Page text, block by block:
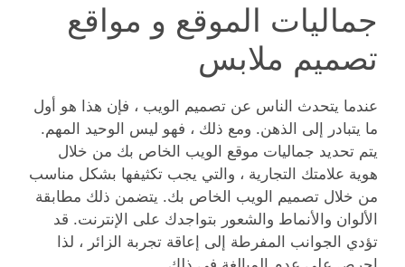
جماليات الموقع و مواقع
تصميم ملابس
عندما يتحدث الناس عن تصميم الويب ، فإن هذا هو أول
ما يتبادر إلى الذهن. ومع ذلك ، فهو ليس الوحيد المهم.
يتم تحديد جماليات موقع الويب الخاص بك من خلال
هوية علامتك التجارية ، والتي يجب تكثيفها بشكل مناسب
من خلال تصميم الويب الخاص بك. يتضمن ذلك مطابقة
الألوان والأنماط والشعور بتواجدك على الإنترنت. قد
تؤدي الجوانب المفرطة إلى إعاقة تجربة الزائر ، لذا